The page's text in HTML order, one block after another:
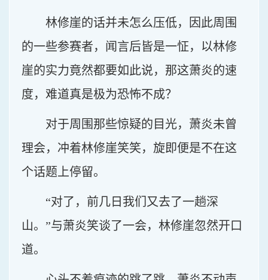
林修崖的话并未怎么压低，因此周围
的一些参赛者，闻言后皆是一怔，以林修
崖的实力竟然都要如此说，那这萧炎的速
度，难道真是极为恐怖不成？
对于周围那些惊疑的目光，萧炎未曾
理会，冲着林修崖笑笑，旋即便是不在这
个话题上停留。
“对了，前几日我们又去了一趟深
山。”与萧炎笑谈了一会，林修崖忽然开口
道。